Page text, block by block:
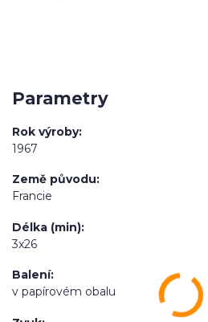
Parametry
Rok výroby
1967
Země původu
Francie
Délka (min)
3x26
Balení
v papírovém obalu